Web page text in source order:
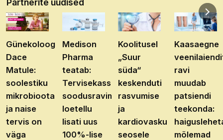
Partnerite uudised
Günekoloog
Dace
Matule:
soolestiku
mikrobioota
ja naise
tervis on
väga
Medison
Pharma
teatab:
Tervisekassa
soodusravimite
loetellu
lisati uus
100%-lise
Koolitusel
„Suur
süda“
keskenduti
rasvumise
ja
kardiovaskulaarhaiguste
seosele
Kaasaegne
ravi
muudab
patsiendi
teekonda:
mõlemad